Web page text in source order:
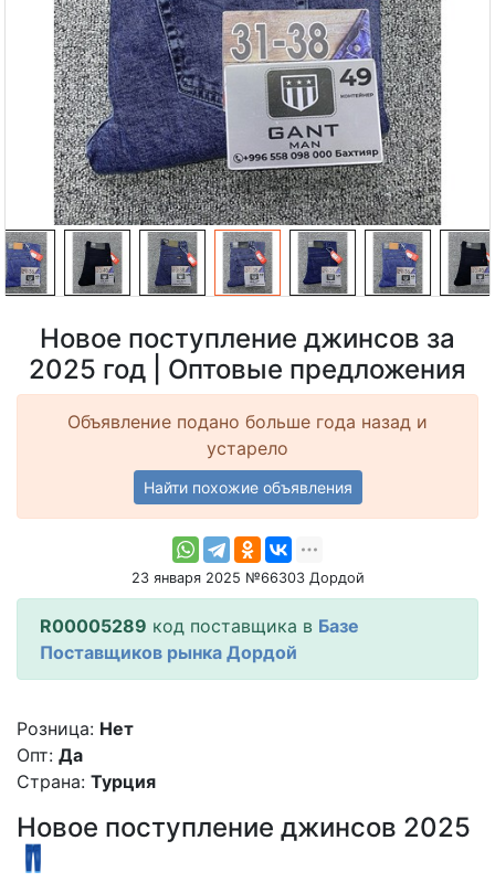
Новое поступление джинсов за
2025 год | Оптовые предложения
Объявление подано больше года назад и
устарело
Найти похожие объявления
23 января 2025 №66303 Дордой
R00005289 код поставщика в Базе
Поставщиков рынка Дордой
Розница: Нет
Опт: Да
Страна: Турция
Новое поступление джинсов 2025
👖